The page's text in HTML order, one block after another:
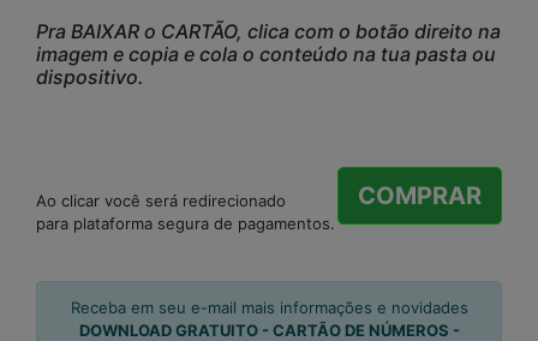
Pra BAIXAR o CARTÃO, clica com o botão direito na
imagem e copia e cola o conteúdo na tua pasta ou
dispositivo.
COMPRAR
Ao clicar você será redirecionado
para plataforma segura de pagamentos.
Receba em seu e-mail mais informações e novidades
DOWNLOAD GRATUITO - CARTÃO DE NÚMEROS -